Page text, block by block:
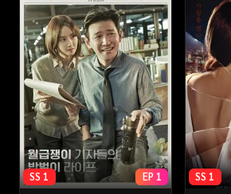
SS 1 EP 1 SS 1